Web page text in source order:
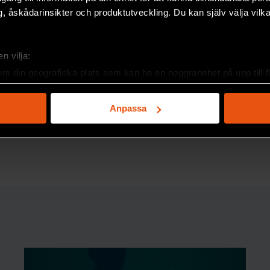
åskådarinsikter och produktutveckling. Du kan själv välja
vilja:
din geografiska plats som kan ha en noggrannhet på upp till
att aktivt skanna den för specifika kännetecken
uppgifter behandlas och ställ in dina preferenser i
för att anpassa innehållet och annonserna till användarna,
Anpassa
plockas isär igen, så att
bränslecellsbilar. Även i
nyhetsbrev!
ammoniak i stället för vätgas.